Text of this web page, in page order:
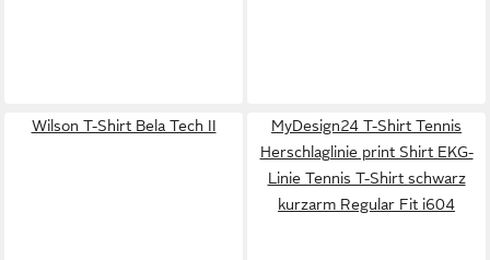
Wilson T-Shirt Bela Tech II
MyDesign24 T-Shirt Tennis
Herschlaglinie print Shirt EKG-
Linie Tennis T-Shirt schwarz
kurzarm Regular Fit i604